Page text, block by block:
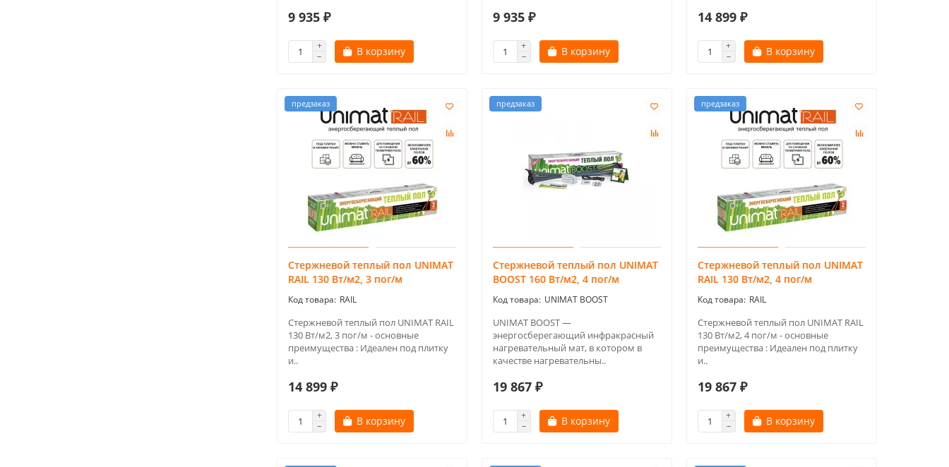
9 935 ₽
В корзину
9 935 ₽
В корзину
14 899 ₽
В корзину
предзаказ
Стержневой теплый пол UNIMAT
RAIL 130 Вт/м2, 3 пог/м
RAIL
Стержневой теплый пол UNIMAT RAIL
130 Вт/м2, 3 пог/м - основные
преимущества : Идеален под плитку
и..
14 899 ₽
В корзину
предзаказ
Стержневой теплый пол UNIMAT
BOOST 160 Вт/м2, 4 пог/м
UNIMAT BOOST
UNIMAT BOOST —
энергосберегающий инфракрасный
нагревательный мат, в котором в
качестве нагревательны..
19 867 ₽
В корзину
предзаказ
Стержневой теплый пол UNIMAT
RAIL 130 Вт/м2, 4 пог/м
RAIL
Стержневой теплый пол UNIMAT RAIL
130 Вт/м2, 4 пог/м - основные
преимущества : Идеален под плитку
и..
19 867 ₽
В корзину